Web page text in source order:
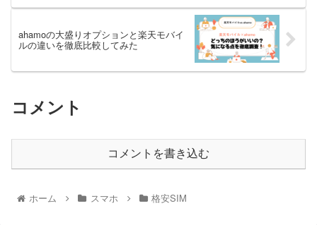
ahamoの大盛りオプションと楽天モバイ
ルの違いを徹底比較してみた
コメント
コメントを書き込む
ホーム スマホ 格安SIM